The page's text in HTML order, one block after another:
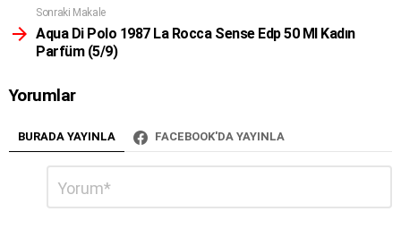
Sonraki Makale
Aqua Di Polo 1987 La Rocca Sense Edp 50 Ml Kadın
Parfüm (5/9)
Yorumlar
BURADA YAYINLA FACEBOOK'DA YAYINLA